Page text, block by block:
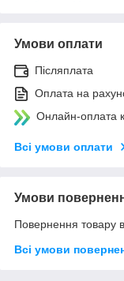
Умови оплати
Післяплата
Оплата на
Онлайн-оплата
Всі умови оплати
Умови
Повернення товару
Всі умови